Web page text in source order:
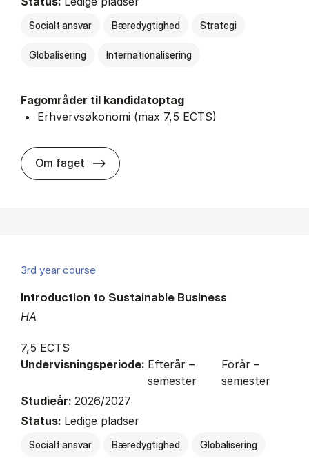
Socialt ansvar Bæredygtighed Strategi
Globalisering Internationalisering
Fagområder til kandidatoptag
Erhvervsøkonomi (max 7,5 ECTS)
Om faget about
3rd year course
HA
Introduction to Sustainable Business
7,5 ECTS
Undervisningsperiode: Efterår –
semester
Forår –
semester
Studieår: 2026/2027
Status: Ledige pladser
Socialt ansvar Bæredygtighed Globalisering